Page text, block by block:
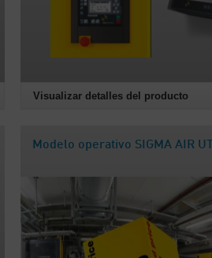
Visualizar detalles del producto
Modelo operativo SIGMA AIR